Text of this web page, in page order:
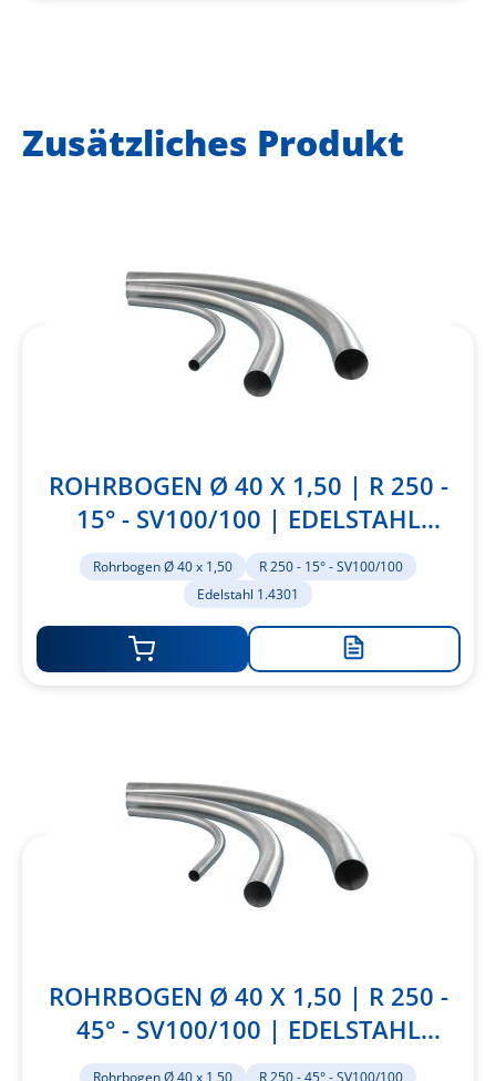
Zusätzliches Produkt
ROHRBOGEN Ø 40 X 1,50 | R 250 -
15° - SV100/100 | EDELSTAHL
1.4301
Rohrbogen Ø 40 x 1,50
R 250 - 15° - SV100/100
Edelstahl 1.4301
Zur
ROHRBOGEN Ø 40 X 1,50 | R 250 -
45° - SV100/100 | EDELSTAHL
1.4301
Rohrbogen Ø 40 x 1,50 R 250 - 45° - SV100/100